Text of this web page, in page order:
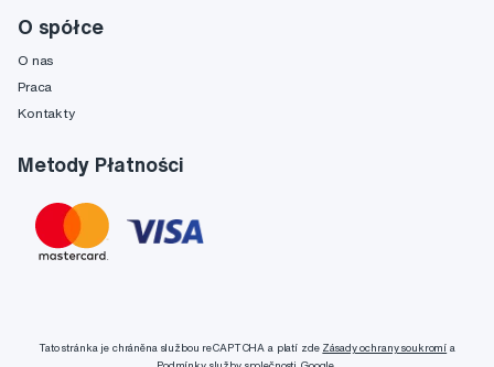
O spółce
O nas
Praca
Kontakty
Metody Płatności
Tato stránka je chráněna službou reCAPTCHA a platí zde Zásady ochrany soukromí a